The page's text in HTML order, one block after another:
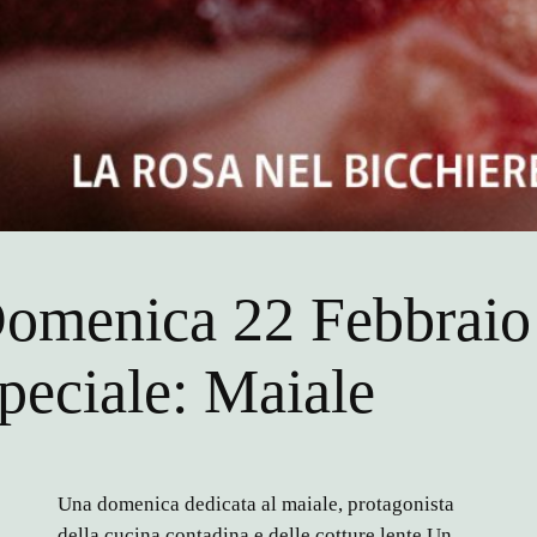
22
Maiale
Una domenica dedicata al maiale, protagonista